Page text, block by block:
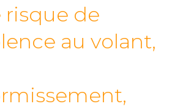
risque de
au volant,